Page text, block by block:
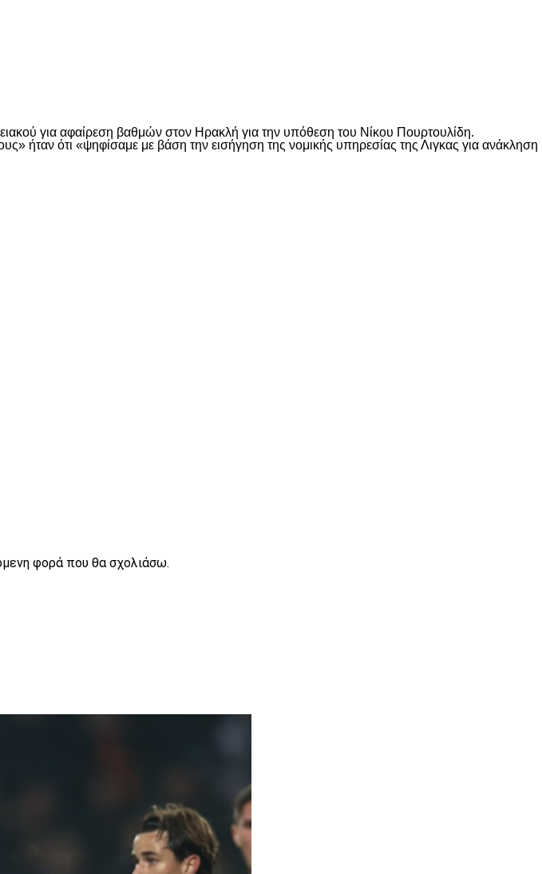
για αφαίρεση βαθμών στον Ηρακλή για την υπόθεση του Νίκου Πουρτουλίδη.
ότι «ψηφίσαμε με βάση την εισήγηση της νομικής υπηρεσίας της Λιγκας για ανάκληση
φορά που θα σχολιάσω.